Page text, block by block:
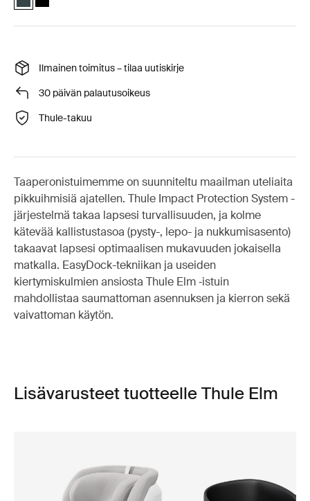
Ilmainen toimitus – tilaa uutiskirje
30 päivän palautusoikeus
Thule-takuu
Taaperonistuimemme on suunniteltu maailman uteliaita
pikkuihmisiä ajatellen. Thule Impact Protection System -
järjestelmä takaa lapsesi turvallisuuden, ja kolme
kätevää kallistustasoa (pysty-, lepo- ja nukkumisasento)
takaavat lapsesi optimaalisen mukavuuden jokaisella
matkalla. EasyDock-tekniikan ja useiden
kiertymiskulmien ansiosta Thule Elm ‑istuin
mahdollistaa saumattoman asennuksen ja kierron sekä
vaivattoman käytön.
Lisävarusteet tuotteelle Thule Elm